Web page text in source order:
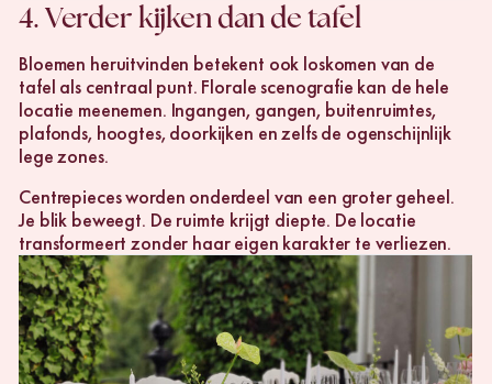
4. Verder kijken dan de tafel
Bloemen heruitvinden betekent ook loskomen van de
tafel als centraal punt. Florale scenografie kan de hele
locatie meenemen. Ingangen, gangen, buitenruimtes,
plafonds, hoogtes, doorkijken en zelfs de ogenschijnlijk
lege zones.
Centrepieces worden onderdeel van een groter geheel.
Je blik beweegt. De ruimte krijgt diepte. De locatie
transformeert zonder haar eigen karakter te verliezen.